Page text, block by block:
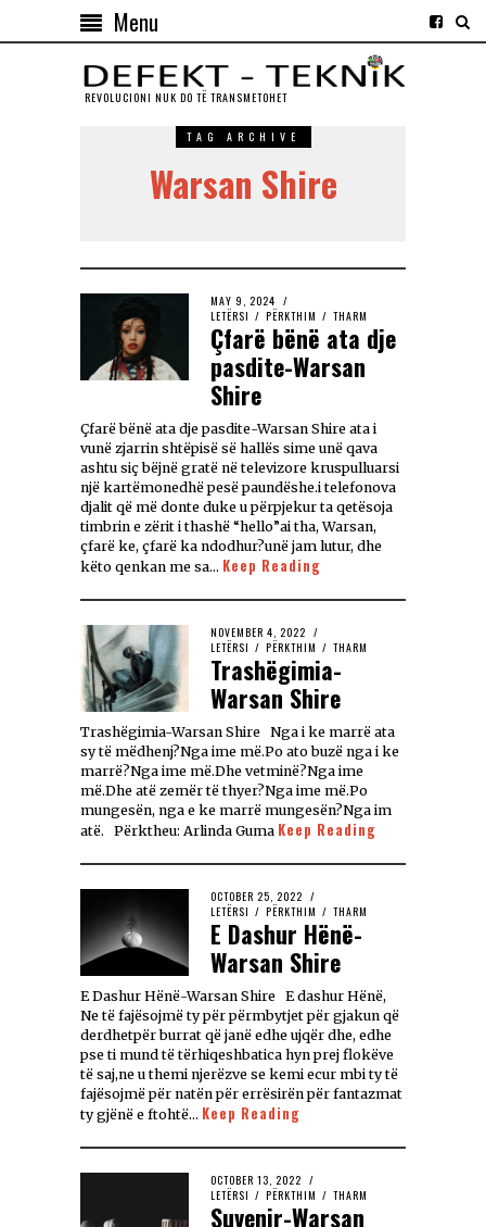
Menu
REVOLUCIONI NUK DO TЁ TRANSMETOHET
TAG ARCHIVE
Warsan Shire
MAY 9, 2024
LETËRSI / PËRKTHIM / THARM
Çfarë bënë ata dje
pasdite-Warsan
Shire
Çfarë bënë ata dje pasdite-Warsan Shire ata i
vunë zjarrin shtëpisë së hallës sime unë qava
ashtu siç bëjnë gratë në televizore kruspulluarsi
një kartëmonedhë pesë paundëshe.i telefonova
djalit që më donte duke u përpjekur ta qetësoja
timbrin e zërit i thashë “hello”ai tha, Warsan,
çfarë ke, çfarë ka ndodhur?unë jam lutur, dhe
këto qenkan me sa… Keep Reading
NOVEMBER 4, 2022
LETËRSI / PËRKTHIM / THARM
Trashëgimia-
Warsan Shire
Trashëgimia-Warsan Shire Nga i ke marrë ata
sy të mëdhenj?Nga ime më.Po ato buzë nga i ke
marrë?Nga ime më.Dhe vetminë?Nga ime
më.Dhe atë zemër të thyer?Nga ime më.Po
mungesën, nga e ke marrë mungesën?Nga im
atë. Përktheu: Arlinda Guma Keep Reading
OCTOBER 25, 2022
LETËRSI / PËRKTHIM / THARM
E Dashur Hënë-
Warsan Shire
E Dashur Hënë-Warsan Shire E dashur Hënë,
Ne të fajësojmë ty për përmbytjet për gjakun që
derdhetpër burrat që janë edhe ujqër dhe, edhe
pse ti mund të tërhiqeshbatica hyn prej flokëve
të saj,ne u themi njerëzve se kemi ecur mbi ty të
fajësojmë për natën për errësirën për fantazmat
ty gjënë e ftohtë… Keep Reading
OCTOBER 13, 2022
LETËRSI / PËRKTHIM / THARM
Suvenir-Warsan